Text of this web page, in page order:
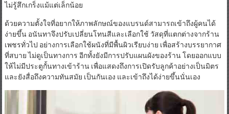
ไม่รู้สึกเกร็งแม้แต่เล็กน้อย
ด้วยความตั้งใจที่อยากให้ภาพลักษณ์ของแบรนด์สามารถเข้าถึงผู้คนได้
ง่ายขึ้น อนันทาจึงปรับเปลี่ยนโทนสีและเลือกใช้ วัสดุที่แตกต่างจากร้าน
เพชรทั่วไป อย่างการเลือกใช้ผนังที่มีพื้นผิวเรียบง่าย เพื่อสร้างบรรยากาศ
ที่สบาย ไม่ดูเป็นทางการ อีกทั้งยังมีการปรับแผนผังของร้าน โดยออกแบบ
ให้ไม่มีประตูกั้นทางเข้าร้าน เพื่อแสดงถึงการเปิดรับลูกค้าอย่างเป็นมิตร
และยังสื่อถึงความทันสมัย เป็นกันเอง และเข้าถึงได้ง่ายขึ้นนั่นเอง